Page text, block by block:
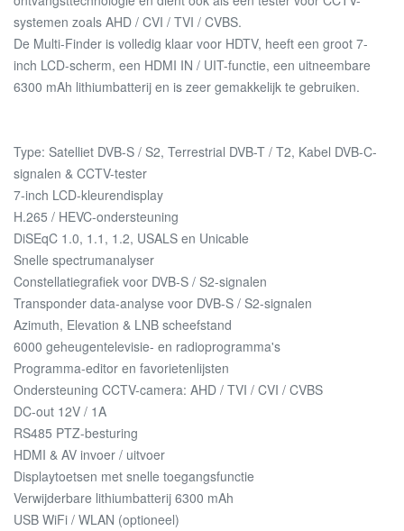
systemen zoals AHD / CVI / TVI / CVBS.
De Multi-Finder is volledig klaar voor HDTV, heeft een groot 7-
inch LCD-scherm, een HDMI IN / UIT-functie, een uitneembare
6300 mAh lithiumbatterij en is zeer gemakkelijk te gebruiken.
Type: Satelliet DVB-S / S2, Terrestrial DVB-T / T2, Kabel DVB-C-
signalen & CCTV-tester
7-inch LCD-kleurendisplay
H.265 / HEVC-ondersteuning
DiSEqC 1.0, 1.1, 1.2, USALS en Unicable
Snelle spectrumanalyser
Constellatiegrafiek voor DVB-S / S2-signalen
Transponder data-analyse voor DVB-S / S2-signalen
Azimuth, Elevation & LNB scheefstand
6000 geheugentelevisie- en radioprogramma's
Programma-editor en favorietenlijsten
Ondersteuning CCTV-camera: AHD / TVI / CVI / CVBS
DC-out 12V / 1A
RS485 PTZ-besturing
HDMI & AV invoer / uitvoer
Displaytoetsen met snelle toegangsfunctie
Verwijderbare lithiumbatterij 6300 mAh
USB WiFi / WLAN (optioneel)